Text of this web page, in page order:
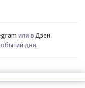
или в Дзен.
дня.